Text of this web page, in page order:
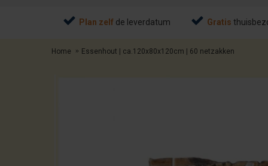
Plan zelf de leverdatum Gratis
Home Essenhout | ca.120x80x120cm | 60 netzakken